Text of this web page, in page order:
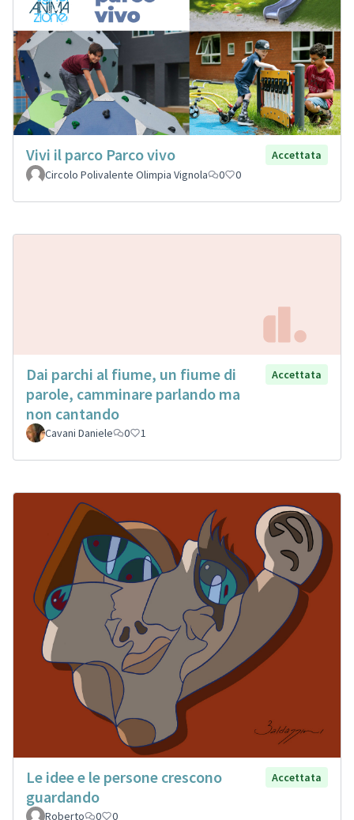
Vivi il parco Parco vivo
Accettata
Circolo Polivalente Olimpia Vignola
0 0
Dai parchi al fiume, un fiume di
parole, camminare parlando ma
non cantando
Accettata
Cavani Daniele 0 1
Le idee e le persone crescono
guardando
Accettata
Roberto 0 0